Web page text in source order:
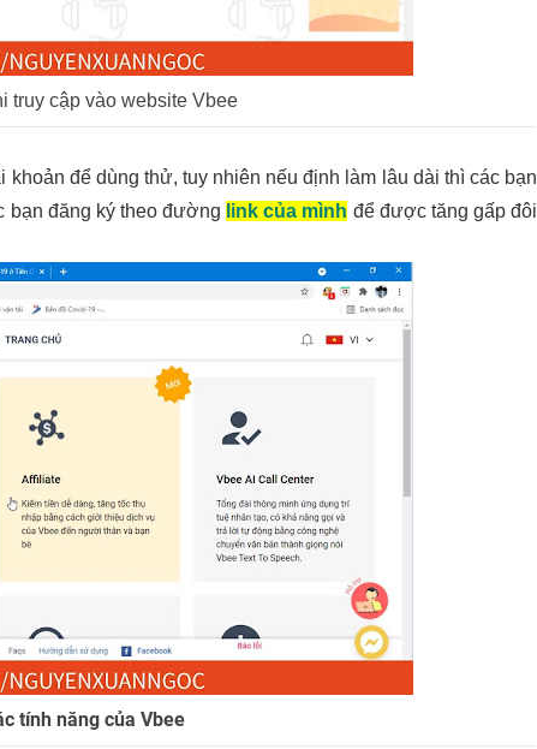
truy cập vào website Vbee
để dùng thử, tuy nhiên nếu định làm lâu dài thì các bạn
bạn đăng ký theo đường link của mình để được tăng gấp đôi
tính năng của Vbee